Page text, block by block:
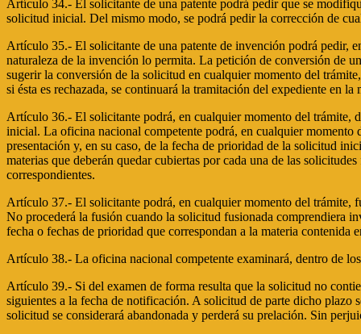
Artículo 34.- El solicitante de una patente podrá pedir que se
solicitud inicial. Del mismo modo, se podrá pedir la corrección de
Artículo 35.- El solicitante de una patente de invención podrá pedir,
naturaleza de la invención lo permita. La petición de conversión de
sugerir la conversión de la solicitud en cualquier momento del
si ésta es rechazada, se continuará la tramitación del expediente en
Artículo 36.- El solicitante podrá, en cualquier momento del trámite,
inicial. La oficina nacional competente podrá, en cualquier
presentación y, en su caso, de la fecha de prioridad de la solicitud
materias que deberán quedar cubiertas por cada una de las
correspondientes.
Artículo 37.- El solicitante podrá, en cualquier momento del trámite,
No procederá la fusión cuando la solicitud fusionada comprendiera
fecha o fechas de prioridad que correspondan a la materia
Artículo 38.- La oficina nacional competente examinará, dentro de
Artículo 39.- Si del examen de forma resulta que la solicitud no
siguientes a la fecha de notificación. A solicitud de parte dicho
solicitud se considerará abandonada y perderá su prelación. Sin